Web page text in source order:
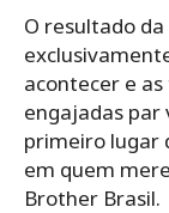
O resultado
acontecer e
engajadas
primeiro lugar
em quem
Brother Brasil.